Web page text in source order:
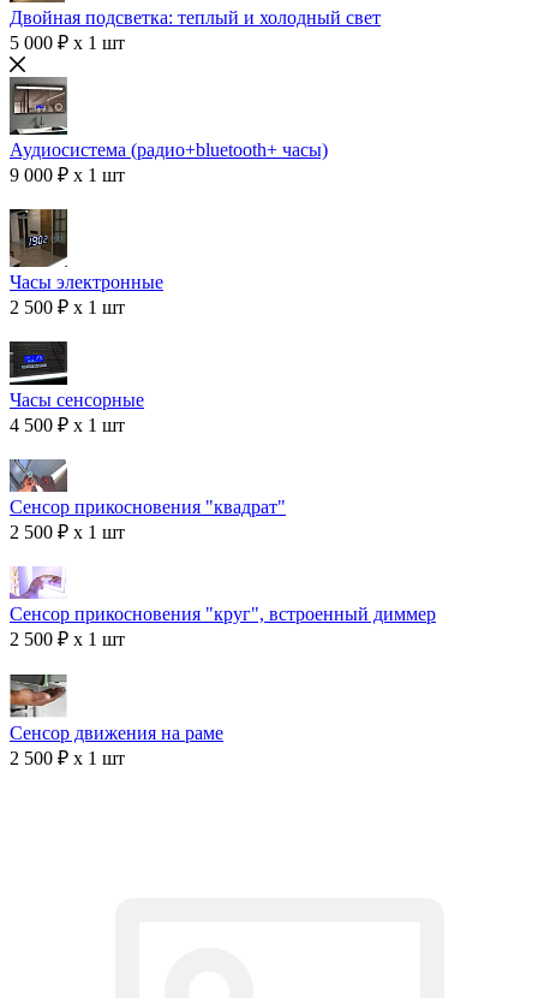
Двойная подсветка: теплый и холодный свет
5 000 ₽ x 1 шт
Аудиосистема (радио+bluetooth+ часы)
9 000 ₽ x 1 шт
Часы электронные
2 500 ₽ x 1 шт
Часы сенсорные
4 500 ₽ x 1 шт
Сенсор прикосновения "квадрат"
2 500 ₽ x 1 шт
Сенсор прикосновения "круг", встроенный диммер
2 500 ₽ x 1 шт
Сенсор движения на раме
2 500 ₽ x 1 шт